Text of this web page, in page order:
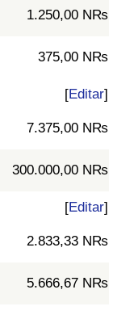
1.250,00 N₨
375,00 N₨
[Editar]
7.375,00 N₨
300.000,00 N₨
[Editar]
2.833,33 N₨
5.666,67 N₨